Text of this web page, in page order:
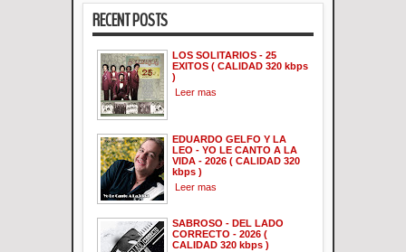
RECENT POSTS
LOS SOLITARIOS - 25
EXITOS ( CALIDAD 320 kbps
)
Leer mas
EDUARDO GELFO Y LA
LEO - YO LE CANTO A LA
VIDA - 2026 ( CALIDAD 320
kbps )
Leer mas
SABROSO - DEL LADO
CORRECTO - 2026 (
CALIDAD 320 kbps )